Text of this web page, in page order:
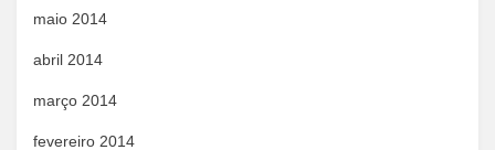
maio 2014
abril 2014
março 2014
fevereiro 2014